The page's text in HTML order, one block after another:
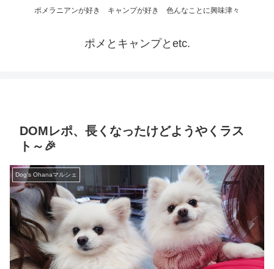
ポメラニアンが好き キャンプが好き 色んなことに興味津々
ポメとキャンプとetc.
DOMレポ、長くなったけどようやくラス
ト～🎉
Dog's Ohanaマルシェ